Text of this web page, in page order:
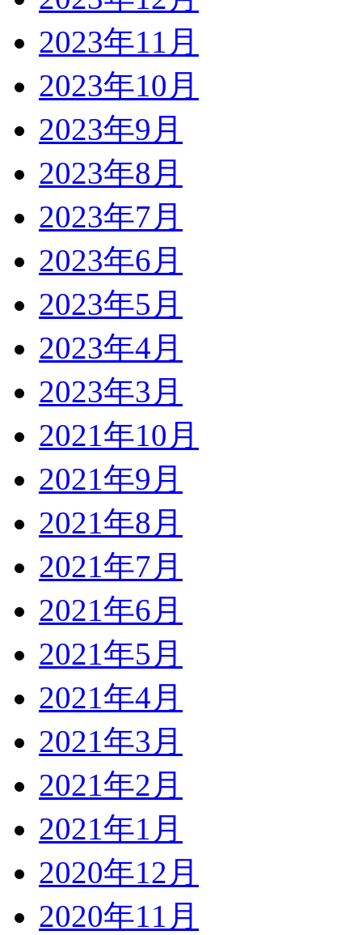
2023年11月
2023年10月
2023年9月
2023年8月
2023年7月
2023年6月
2023年5月
2023年4月
2023年3月
2021年10月
2021年9月
2021年8月
2021年7月
2021年6月
2021年5月
2021年4月
2021年3月
2021年2月
2021年1月
2020年12月
2020年11月